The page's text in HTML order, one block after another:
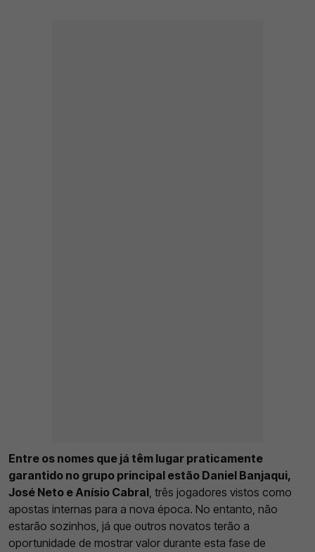
Entre os nomes que já têm lugar praticamente
garantido no grupo principal estão Daniel Banjaqui,
José Neto e Anísio Cabral, três jogadores vistos como
apostas internas para a nova época. No entanto, não
estarão sozinhos, já que outros novatos terão a
oportunidade de mostrar valor durante esta fase de